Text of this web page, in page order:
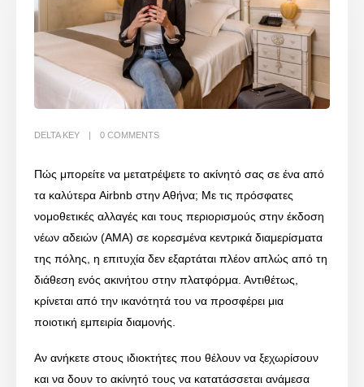
DELTA KEY 0 COMMENTS
Πώς μπορείτε να μετατρέψετε το ακίνητό σας σε ένα από
τα καλύτερα Airbnb στην Αθήνα; Με τις πρόσφατες
νομοθετικές αλλαγές και τους περιορισμούς στην έκδοση
νέων αδειών (ΑΜΑ) σε κορεσμένα κεντρικά διαμερίσματα
της πόλης, η επιτυχία δεν εξαρτάται πλέον απλώς από τη
διάθεση ενός ακινήτου στην πλατφόρμα. Αντιθέτως,
κρίνεται από την ικανότητά του να προσφέρει μια
ποιοτική εμπειρία διαμονής.
Αν ανήκετε στους ιδιοκτήτες που θέλουν να ξεχωρίσουν
και να δουν το ακίνητό τους να κατατάσσεται ανάμεσα